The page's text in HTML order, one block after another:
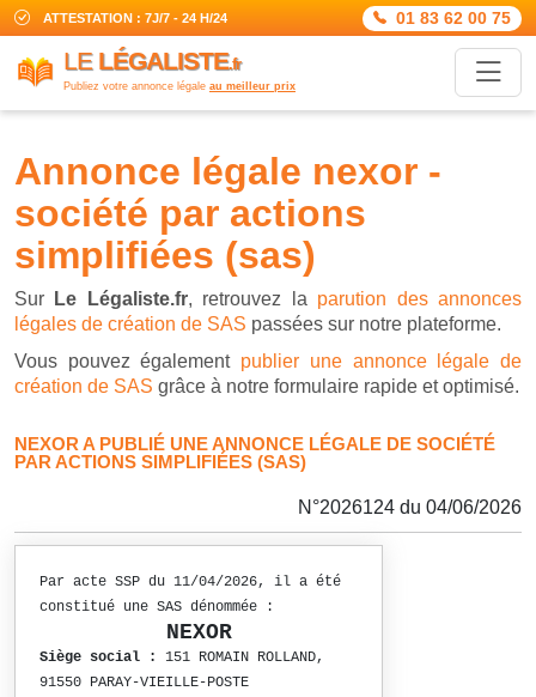
ATTESTATION : 7J/7 - 24 H/24 01 83 62 00 75
LE LÉGALISTE.fr
Publiez votre annonce légale au meilleur prix
annonce légale nexor -
société par actions
simplifiées (sas)
Sur Le Légaliste.fr, retrouvez la parution des annonces
légales de création de SAS passées sur notre plateforme.
Vous pouvez également publier une annonce légale de
création de SAS grâce à notre formulaire rapide et optimisé.
NEXOR A PUBLIÉ UNE ANNONCE LÉGALE DE SOCIÉTÉ
PAR ACTIONS SIMPLIFIÉES (SAS)
N°2026124 du 04/06/2026
Par acte SSP du 11/04/2026, il a été
constitué une SAS dénommée :
NEXOR
Siège social :
151 ROMAIN ROLLAND,
91550 PARAY-VIEILLE-POSTE